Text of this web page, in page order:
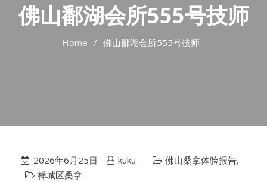
佛山鄱湖会所555号技师
Home 佛山鄱湖会所555号技师
2026年6月25日 kuku 佛山桑拿体验报告,
禅城区桑拿